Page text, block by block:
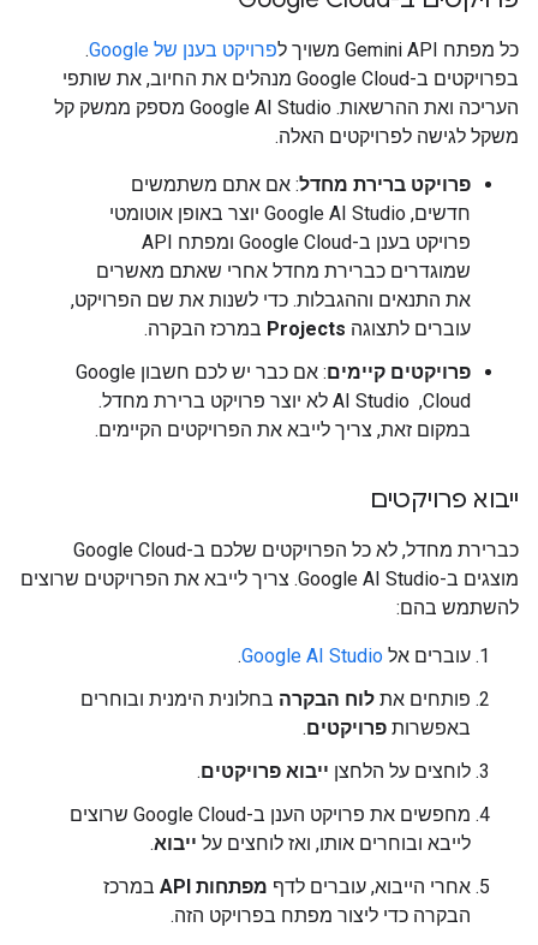
כל מפתח Gemini API משויך ל פרויקט בענן של Google
.
בפרויקטים ב-Google Cloud מנהלים את החיוב, את שותפי
העריכה ואת ההרשאות. ‫Google AI Studio מספק ממשק קל
משקל לגישה לפרויקטים האלה.
פרויקט ברירת מחדל: אם אתם משתמשים
חדשים, Google AI Studio יוצר באופן אוטומטי
פרויקט בענן ב-Google Cloud ומפתח API
שמוגדרים כברירת מחדל אחרי שאתם מאשרים
את התנאים וההגבלות. כדי לשנות את שם הפרויקט,
עוברים לתצוגה Projects במרכז הבקרה.
פרויקטים קיימים
: אם כבר יש לכם חשבון Google
Cloud, ‏ AI Studio לא יוצר פרויקט ברירת מחדל.
במקום זאת, צריך לייבא את הפרויקטים הקיימים.
ייבוא פרויקטים
כברירת מחדל, לא כל הפרויקטים שלכם ב-Google Cloud
מוצגים ב-Google AI Studio. צריך לייבא את הפרויקטים שרוצים
להשתמש בהם:
עוברים אל Google AI Studio
.
פותחים את לוח הבקרה בחלונית הימנית ובוחרים
באפשרות פרויקטים.
לוחצים על הלחצן ייבוא פרויקטים.
מחפשים את פרויקט הענן ב-Google Cloud שרוצים
לייבא ובוחרים אותו, ואז לוחצים על ייבוא.
אחרי הייבוא, עוברים לדף מפתחות API
במרכז
הבקרה כדי ליצור מפתח בפרויקט הזה.